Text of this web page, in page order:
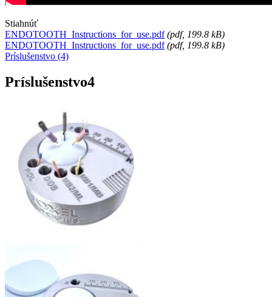
Stiahnúť
ENDOTOOTH_Instructions_for_use.pdf (pdf, 199.8 kB)
ENDOTOOTH_Instructions_for_use.pdf (pdf, 199.8 kB)
Príslušenstvo (4)
Príslušenstvo4